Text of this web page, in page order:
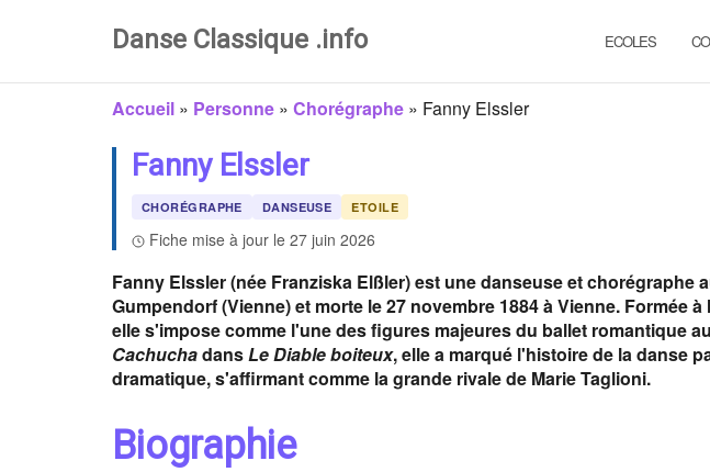
Danse Classique .info ECOLES
Accueil » Personne » Chorégraphe » Fanny Elssler
Fanny Elssler
CHORÉGRAPHE DANSEUSE ETOILE
Fiche mise à jour le 27 juin 2026
Fanny Elssler (née Franziska Elßler) est une danseuse et chorégraphe
Gumpendorf (Vienne) et morte le 27 novembre 1884 à Vienne. Formée
elle s'impose comme l'une des figures majeures du ballet romantique
CachuchadansLe Diable boiteux, elle a marqué l'histoire de la danse
dramatique, s'affirmant comme la grande rivale de Marie Taglioni.
Biographie